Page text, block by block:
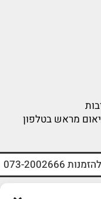
להזמנות 073-2002666
מראש בטלפון
sigal@home-decor.co.il